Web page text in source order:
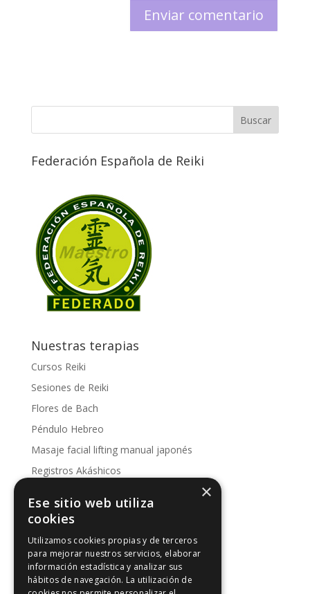
Federación Española de Reiki
Nuestras terapias
Cursos Reiki
Sesiones de Reiki
Flores de Bach
Péndulo Hebreo
Masaje facial lifting manual japonés
Registros Akáshicos
Kinesología
Artículos de interés
Artículos de interés
Intuición y Reiki
×
Ese sitio web utiliza
cookies
Utilizamos cookies propias y de terceros
para mejorar nuestros servicios, elaborar
información estadística y analizar sus
hábitos de navegación. La utilización de